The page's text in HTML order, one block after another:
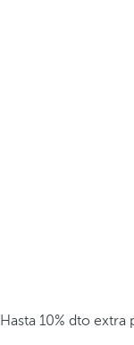
Hasta 10% dto